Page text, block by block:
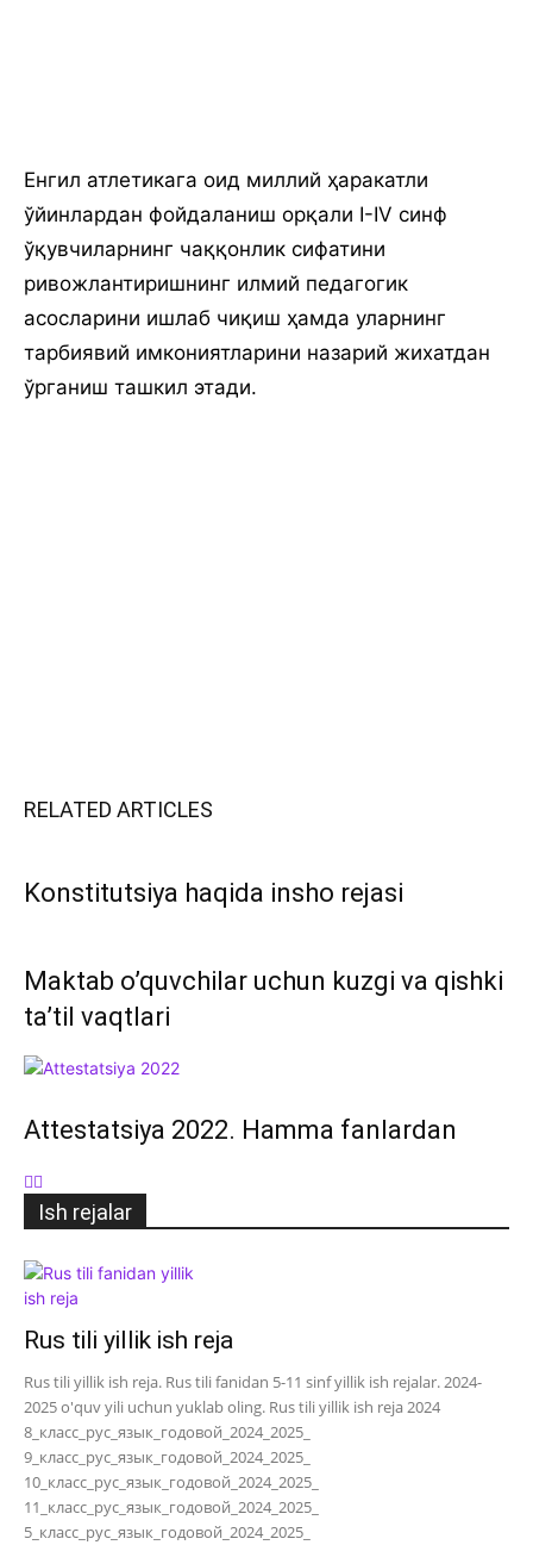
Енгил атлетикага оид миллий ҳаракатли
ўйинлардан фойдаланиш орқали I-IV синф
ўқувчиларнинг чаққонлик сифатини
ривожлантиришнинг илмий педагогик
асосларини ишлаб чиқиш ҳамда уларнинг
тарбиявий имкониятларини назарий жихатдан
ўрганиш ташкил этади.
RELATED ARTICLES
Konstitutsiya haqida insho rejasi
Maktab o’quvchilar uchun kuzgi va qishki
ta’til vaqtlari
Attestatsiya 2022. Hamma fanlardan
Ish rejalar
Rus tili yillik ish reja
Rus tili yillik ish reja. Rus tili fanidan 5-11 sinf yillik ish rejalar. 2024-
2025 o'quv yili uchun yuklab oling. Rus tili yillik ish reja 2024
8_класс_рус_язык_годовой_2024_2025_
9_класс_рус_язык_годовой_2024_2025_
10_класс_рус_язык_годовой_2024_2025_
11_класс_рус_язык_годовой_2024_2025_
5_класс_рус_язык_годовой_2024_2025_